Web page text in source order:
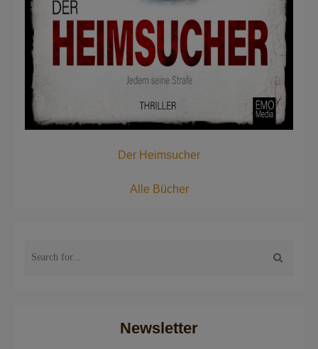
Der Heimsucher
Alle Bücher
Newsletter